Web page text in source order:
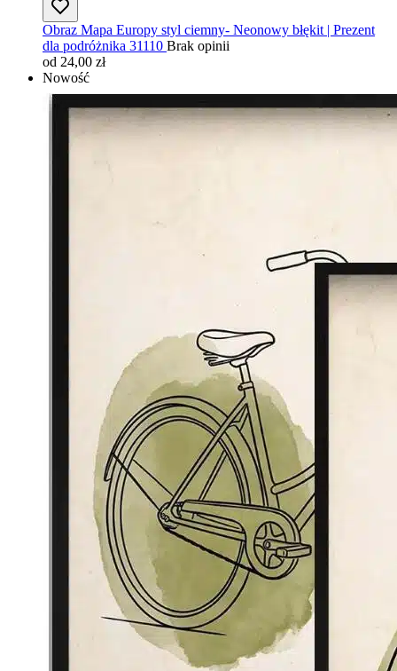
Obraz Mapa Europy styl ciemny- Neonowy błękit | Prezent
dla podróżnika 31110 Brak opinii
od 24,00 zł
Nowość